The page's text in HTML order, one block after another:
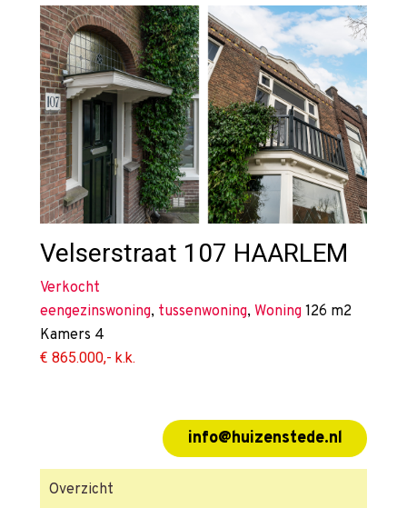
Velserstraat 107 HAARLEM
Verkocht
eengezinswoning, tussenwoning, Woning 126 m2
Kamers 4
€ 865.000,- k.k.
info@huizenstede.nl
Overzicht